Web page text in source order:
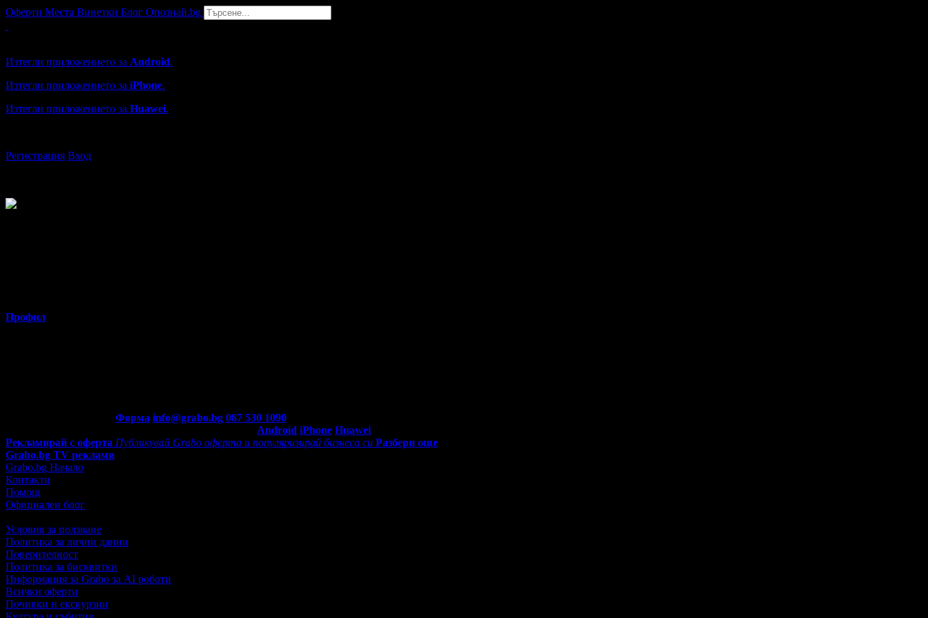
Оферти Места Винетки Блог Опознай.bg
Изтегли приложението за Android.
Изтегли приложението за iPhone.
Изтегли приложението за Huawei.
Регистрация Вход
Профил
Форма info@grabo.bg 087 530 1090
Android iPhone Huawei
Рекламирай с оферта Публикувай Grabo оферта и популяризирай бизнеса си Разбери още
Grabo.bg TV реклами
Grabo.bg Начало
Контакти
Помощ
Официален блог
Условия за ползване
Политика за лични данни
Поверителност
Политика за бисквитки
Информация за Grabo за AI роботи
Всички оферти
Почивки и екскурзии